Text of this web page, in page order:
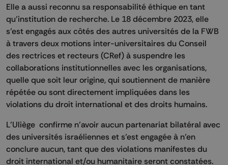
Elle a aussi reconnu sa responsabilité éthique en tant
qu’institution de recherche. Le 18 décembre 2023, elle
s’est engagés aux côtés des autres universités de la FWB
à travers deux motions inter-universitaires du Conseil
des rectrices et recteurs (CRef) à suspendre les
collaborations institutionnelles avec les organisations,
quelle que soit leur origine, qui soutiennent de manière
répétée ou sont directement impliquées dans les
violations du droit international et des droits humains.
L’Uliège confirme n’avoir aucun partenariat bilatéral avec
des universités israéliennes et s’est engagée à n’en
conclure aucun, tant que des violations manifestes du
droit international et/ou humanitaire seront constatées.